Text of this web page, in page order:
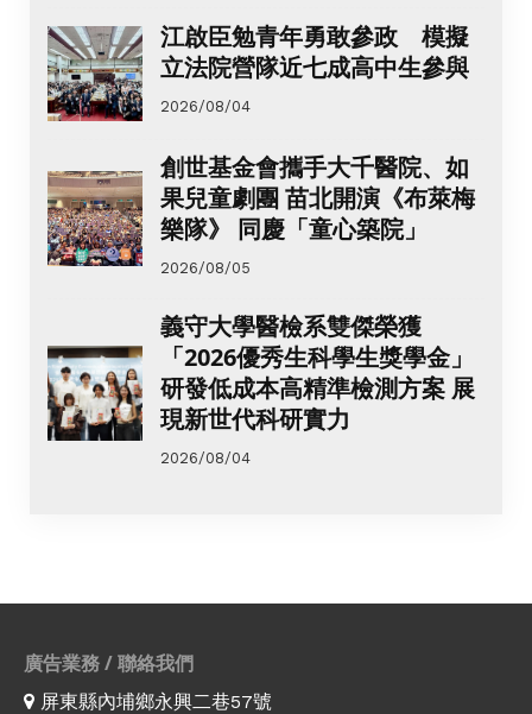
江啟臣勉青年勇敢參政 模擬
立法院營隊近七成高中生參與
2026/08/04
創世基金會攜手大千醫院、如
果兒童劇團 苗北開演《布萊梅
樂隊》 同慶「童心築院」
2026/08/05
義守大學醫檢系雙傑榮獲
「2026優秀生科學生獎學金」
研發低成本高精準檢測方案 展
現新世代科研實力
2026/08/04
廣告業務 / 聯絡我們
屏東縣內埔鄉永興二巷57號